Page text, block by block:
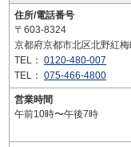
住所/電話番号
〒603-8324
京都府京都市北区北野紅
TEL： 0120-480-007
TEL： 075-466-4800
営業時間
午前10時〜午後7時